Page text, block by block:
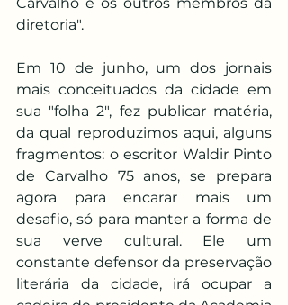
diretoria".
Em 10 de junho, um dos jornais
mais conceituados da cidade em
sua "folha 2", fez publicar matéria,
da qual reproduzimos aqui, alguns
fragmentos: o escritor Waldir Pinto
de Carvalho 75 anos, se prepara
agora para encarar mais um
desafio, só para manter a forma de
sua verve cultural. Ele um
constante defensor da preservação
literária da cidade, irá ocupar a